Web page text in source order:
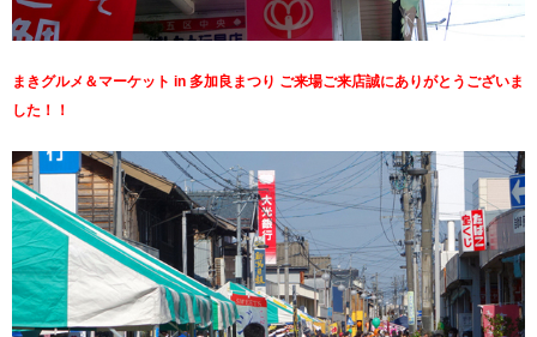
まきグルメ＆マーケット in 多加良まつり ご来場ご来店誠にありがとうございま
した！！